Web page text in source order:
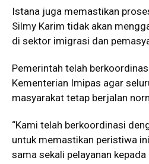
Istana juga memastikan
Silmy Karim tidak akan
di sektor imigrasi dan
Pemerintah telah
Kementerian Imipas agar
masyarakat tetap berjalan
“Kami telah berkoordinasi
untuk memastikan peristiwa
sama sekali pelayanan kepada